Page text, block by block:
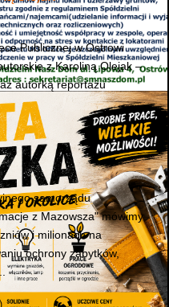
Publicznej w Ostrowi
z Karoliną Olejak –
autorką reportażu
samorządu
z Mazowsza" mówimy
i milionach na
ochrony zabytków,